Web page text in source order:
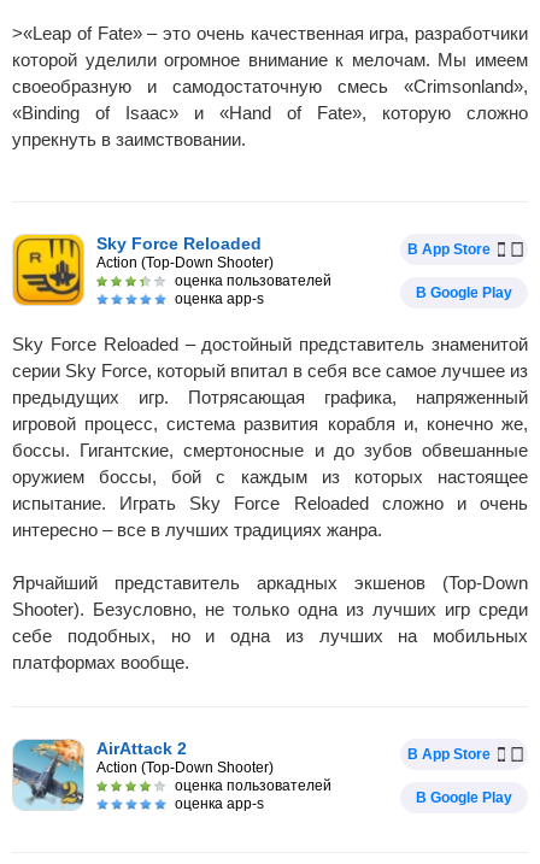
>«Leap of Fate» – это очень качественная игра, разработчики
которой уделили огромное внимание к мелочам. Мы имеем
своеобразную и самодостаточную смесь «Crimsonland»,
«Binding of Isaac» и «Hand of Fate», которую сложно
упрекнуть в заимствовании.
Sky Force Reloaded
Action (Top-Down Shooter)
оценка пользователей
оценка app-s
В App Store
В Google Play
Sky Force Reloaded – достойный представитель знаменитой
серии Sky Force, который впитал в себя все самое лучшее из
предыдущих игр. Потрясающая графика, напряженный
игровой процесс, система развития корабля и, конечно же,
боссы. Гигантские, смертоносные и до зубов обвешанные
оружием боссы, бой с каждым из которых настоящее
испытание. Играть Sky Force Reloaded сложно и очень
интересно – все в лучших традициях жанра.
Ярчайший представитель аркадных экшенов (Top-Down
Shooter). Безусловно, не только одна из лучших игр среди
себе подобных, но и одна из лучших на мобильных
платформах вообще.
AirAttack 2
Action (Top-Down Shooter)
оценка пользователей
оценка app-s
В App Store
В Google Play